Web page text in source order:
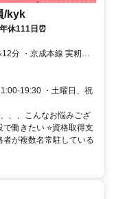
/kyk
休111日⏰
駅より徒歩33分
19:30 ・土曜日、祝
、、こんなお悩みござ
働きたい ⭐資格取得支
者が複数名常駐している